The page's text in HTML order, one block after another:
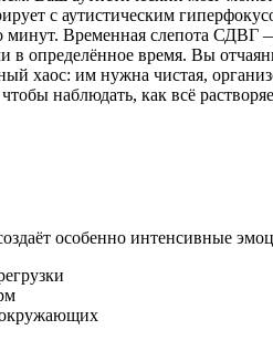
с аутистическим
минут. Временная слепота
определённое время. Вы
им нужна чистая,
наблюдать, как всё
особенно интенсивные
окружающих